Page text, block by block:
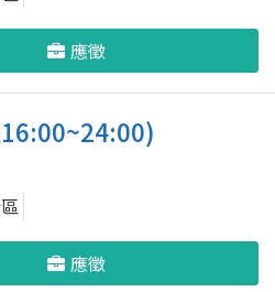
應徵
應徵